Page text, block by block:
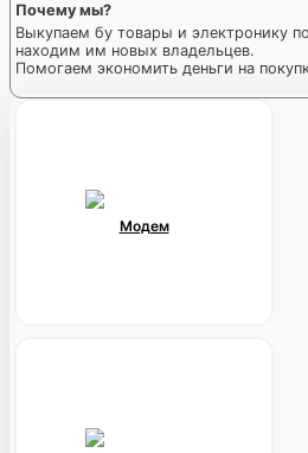
Почему мы?
Выкупаем бу товары и электронику
находим им новых владельцев.
Помогаем экономить деньги на
Модем